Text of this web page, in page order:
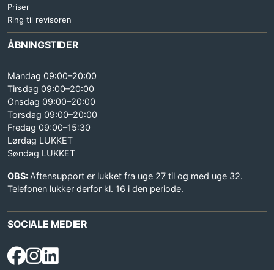
Priser
Ring til revisoren
ÅBNINGSTIDER
Mandag 09:00–20:00
Tirsdag 09:00–20:00
Onsdag 09:00–20:00
Torsdag 09:00–20:00
Fredag 09:00–15:30
Lørdag LUKKET
Søndag LUKKET
OBS: Aftensupport er lukket fra uge 27 til og med uge 32.
Telefonen lukker derfor kl. 16 i den periode.
SOCIALE MEDIER